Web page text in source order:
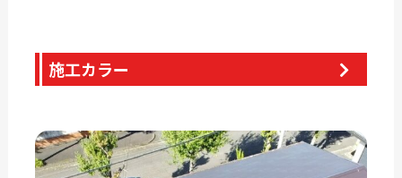
施工カラー